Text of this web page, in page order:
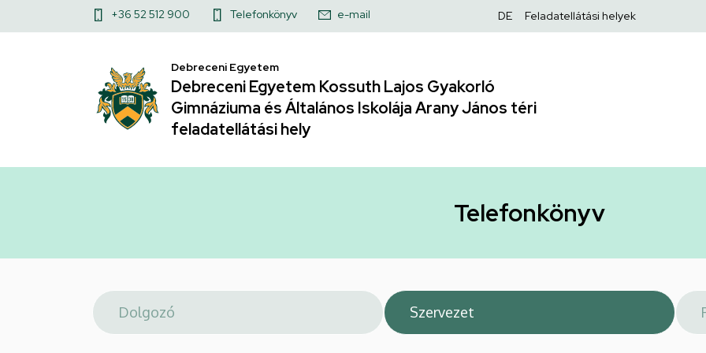
Telefonkönyv
Debreceni
Egyetem
Kossuth
Gimnáziuma
Általános
a
Felső
menü
+36 52 512 900 Telefonkönyv e-mail
Felső
DE Feladatellátási helyek
Debreceni Egyetem
Debreceni Egyetem Kossuth Lajos Gyakorló
Gimnáziuma és Általános Iskolája Arany János téri
feladatellátási hely
Telefonkönyv